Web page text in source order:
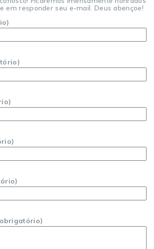
em responder seu e-mail. Deus abençoe!